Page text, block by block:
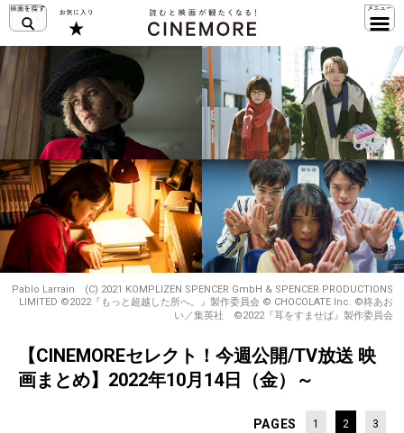
Pablo Larrain (C) 2021 KOMPLIZEN SPENCER GmbH & SPENCER PRODUCTIONS
LIMITED ©2022『もっと超越した所へ。』製作委員会 © CHOCOLATE Inc. ©︎柊あお
い／集英社 ©︎2022『耳をすませば』製作委員会
【CINEMOREセレクト！今週公開/TV放送 映
画まとめ】2022年10月14日（金）～
PAGES 1 2 3